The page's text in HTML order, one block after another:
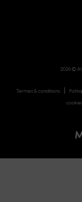
2026 ©
Termes & conditions|